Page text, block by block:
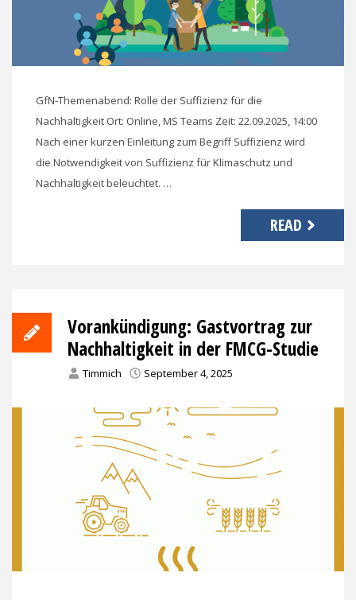
GfN-Themenabend: Rolle der Suffizienz für die
Nachhaltigkeit Ort: Online, MS Teams Zeit: 22.09.2025, 14:00
Nach einer kurzen Einleitung zum Begriff Suffizienz wird
die Notwendigkeit von Suffizienz für Klimaschutz und
Nachhaltigkeit beleuchtet. …
READ
Vorankündigung: Gastvortrag zur
Nachhaltigkeit in der FMCG-Studie
Timmich September 4, 2025